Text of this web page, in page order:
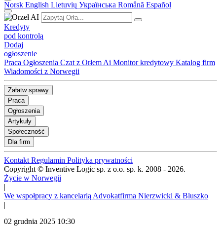
Norsk English Lietuvių Українська Română Español
Kredyty
pod kontrolą
Dodaj
ogłoszenie
Praca Ogłoszenia Czat z Orłem Ai Monitor kredytowy Katalog firm
Wiadomości z Norwegii
Załatw sprawy
Praca
Ogłoszenia
Artykuły
Społeczność
Dla firm
Kontakt Regulamin Polityka prywatności
Copyright © Inventive Logic sp. z o.o. sp. k. 2008 - 2026.
Życie w Norwegii
|
We wspołpracy z kancelarią Advokatfirma Nierzwicki & Bluszko
|
02 grudnia 2025 10:30